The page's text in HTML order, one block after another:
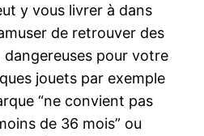
y vous livrer à dans
de retrouver des
dangereuses pour votre
jouets par exemple
“ne convient pas
de 36 mois” ou